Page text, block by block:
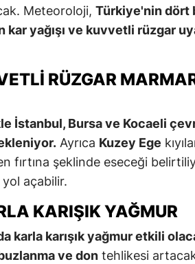
Meteoroloji, Türkiye'nin dört
yağışı ve kuvvetli rüzgar
RÜZGAR
İstanbul, Bursa ve Kocaeli
Ayrıca Kuzey Ege
fırtına şeklinde eseceği
yol açabilir.
KARIŞIK YAĞMUR
karla karışık yağmur etkili
ve don tehlikesi